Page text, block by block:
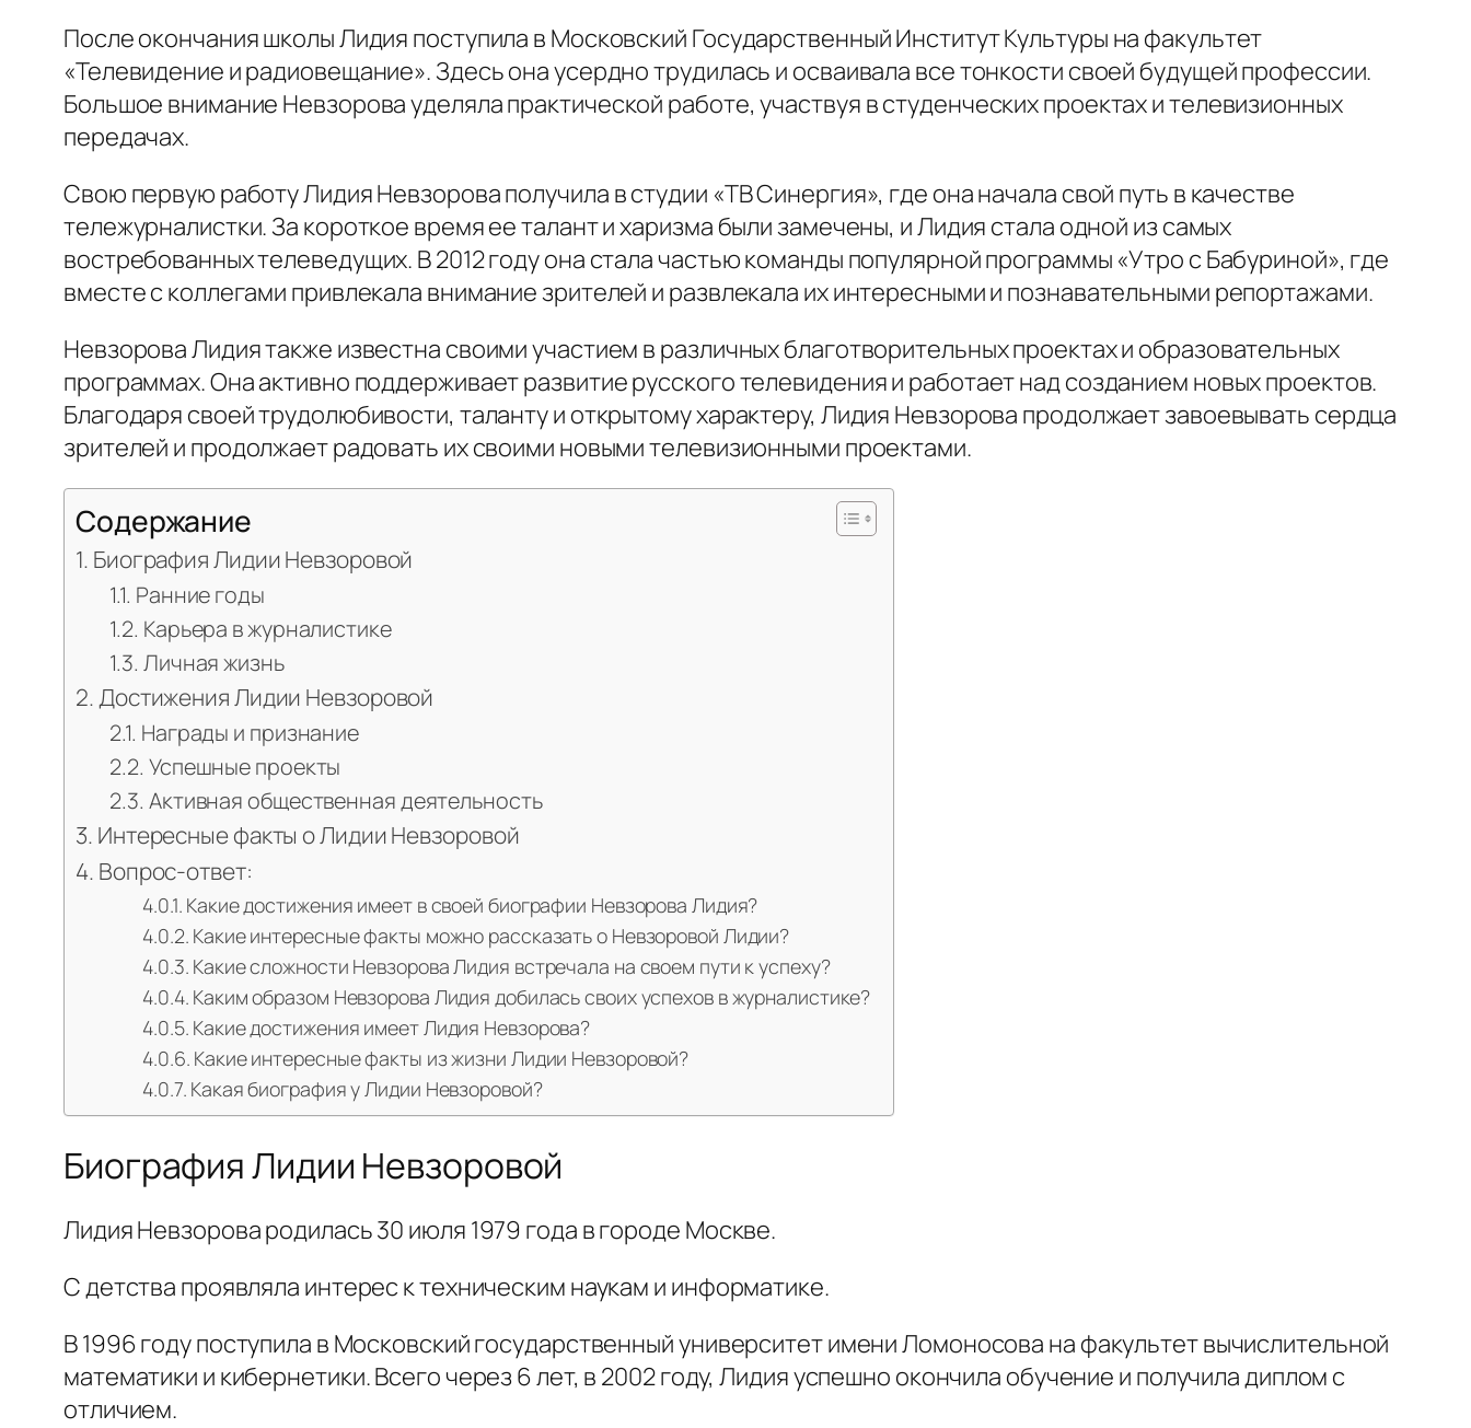
После окончания школы Лидия поступила в Московский Государственный Институт Культуры на факультет
«Телевидение и радиовещание». Здесь она усердно трудилась и осваивала все тонкости своей будущей профессии.
Большое внимание Невзорова уделяла практической работе, участвуя в студенческих проектах и телевизионных
передачах.
Свою первую работу Лидия Невзорова получила в студии «ТВ Синергия», где она начала свой путь в качестве
тележурналистки. За короткое время ее талант и харизма были замечены, и Лидия стала одной из самых
востребованных телеведущих. В 2012 году она стала частью команды популярной программы «Утро с Бабуриной», где
вместе с коллегами привлекала внимание зрителей и развлекала их интересными и познавательными репортажами.
Невзорова Лидия также известна своими участием в различных благотворительных проектах и образовательных
программах. Она активно поддерживает развитие русского телевидения и работает над созданием новых проектов.
Благодаря своей трудолюбивости, таланту и открытому характеру, Лидия Невзорова продолжает завоевывать сердца
зрителей и продолжает радовать их своими новыми телевизионными проектами.
Содержание
Биография Лидии Невзоровой
Ранние годы
Карьера в журналистике
Личная жизнь
Достижения Лидии Невзоровой
Награды и признание
Успешные проекты
Активная общественная деятельность
Интересные факты о Лидии Невзоровой
Вопрос-ответ:
Какие достижения имеет в своей биографии Невзорова Лидия?
Какие интересные факты можно рассказать о Невзоровой Лидии?
Какие сложности Невзорова Лидия встречала на своем пути к успеху?
Каким образом Невзорова Лидия добилась своих успехов в журналистике?
Какие достижения имеет Лидия Невзорова?
Какие интересные факты из жизни Лидии Невзоровой?
Какая биография у Лидии Невзоровой?
Биография Лидии Невзоровой
Лидия Невзорова родилась 30 июля 1979 года в городе Москве.
С детства проявляла интерес к техническим наукам и информатике.
В 1996 году поступила в Московский государственный университет имени Ломоносова на факультет вычислительной
математики и кибернетики. Всего через 6 лет, в 2002 году, Лидия успешно окончила обучение и получила диплом с
отличием.